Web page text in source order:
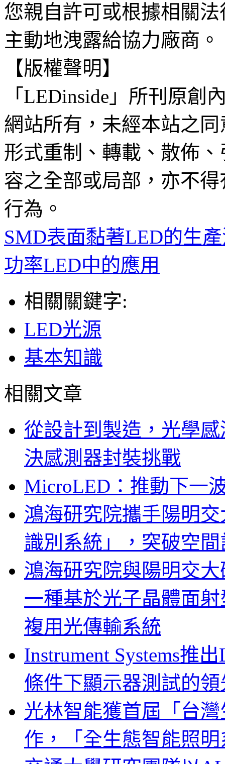
您親自許可或根據相關
主動地洩露給協力廠商。
【版權聲明】
「LEDinside」所刊原創
網站所有，未經本站之
形式重制、轉載、散佈
容之全部或局部，亦不
行為。
SMD表面黏著LED的生
功率LED中的應用
相關關鍵字:
LED光源
基本知識
相關文章
從設計到製造，光學
決感測器封裝挑戰
MicroLED：推動下一
鴻海研究院攜手陽明
識別系統」，突破空
鴻海研究院與陽明交
一種基於光子晶體面
複用光傳輸系統
Instrument Systems推
條件下顯示器測試的
光林智能獲首屆「台
作，「全生態智能照